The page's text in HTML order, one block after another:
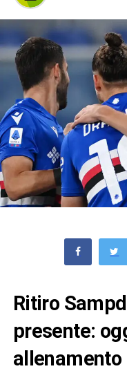
Ritiro
presente:
allenamento